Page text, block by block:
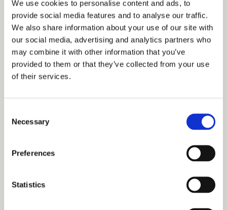
We use cookies to personalise content and ads, to
provide social media features and to analyse our traffic.
We also share information about your use of our site with
our social media, advertising and analytics partners who
may combine it with other information that you’ve
provided to them or that they’ve collected from your use
of their services.
Selection
Necessary
Preferences
Statistics
Kahvinpurut jäähtymään
Jos tyhjennät kahvinpurut Bioskaan kun ne ovat vielä
kuumia, Bioska sulaa ja siihen tulee reikä. Pidät pussi
ehjänä jäähdyttämällä kahvinpurut ja teepussit ennen